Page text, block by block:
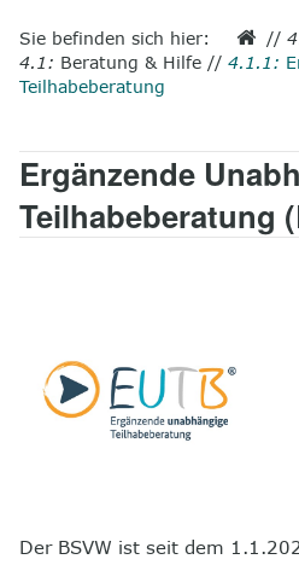
2
Aktuelles
4
Unsere Leistungen
5
Wissenswertes
8
Kontakt
Sie befinden sich hier: //
4.1: Beratung & Hilfe //4.1.1:
Teilhabeberatung
Ergänzende
Teilhabeberatung
Der BSVW ist seit dem